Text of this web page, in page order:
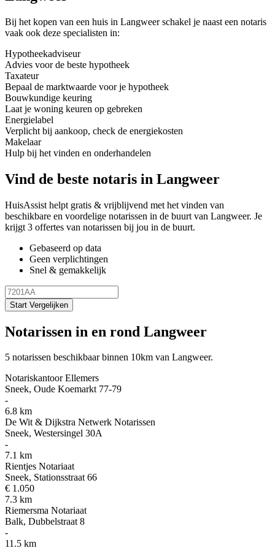
Bij het kopen van een huis in Langweer schakel je naast een notaris
vaak ook deze specialisten in:
Hypotheekadviseur
Advies voor de beste hypotheek
Taxateur
Bepaal de marktwaarde voor je hypotheek
Bouwkundige keuring
Laat je woning keuren op gebreken
Energielabel
Verplicht bij aankoop, check de energiekosten
Makelaar
Hulp bij het vinden en onderhandelen
Vind de beste notaris in Langweer
HuisAssist helpt gratis & vrijblijvend met het vinden van
beschikbare en voordelige notarissen in de buurt van Langweer. Je
krijgt 3 offertes van notarissen bij jou in de buurt.
Gebaseerd op data
Geen verplichtingen
Snel & gemakkelijk
Start Vergelijken
Notarissen in en rond Langweer
5 notarissen beschikbaar binnen 10km van Langweer.
Notariskantoor Ellemers
Sneek, Oude Koemarkt 77-79
-
6.8 km
De Wit & Dijkstra Netwerk Notarissen
Sneek, Westersingel 30A
-
7.1 km
Rientjes Notariaat
Sneek, Stationsstraat 66
€ 1.050
7.3 km
Riemersma Notariaat
Balk, Dubbelstraat 8
-
11.5 km